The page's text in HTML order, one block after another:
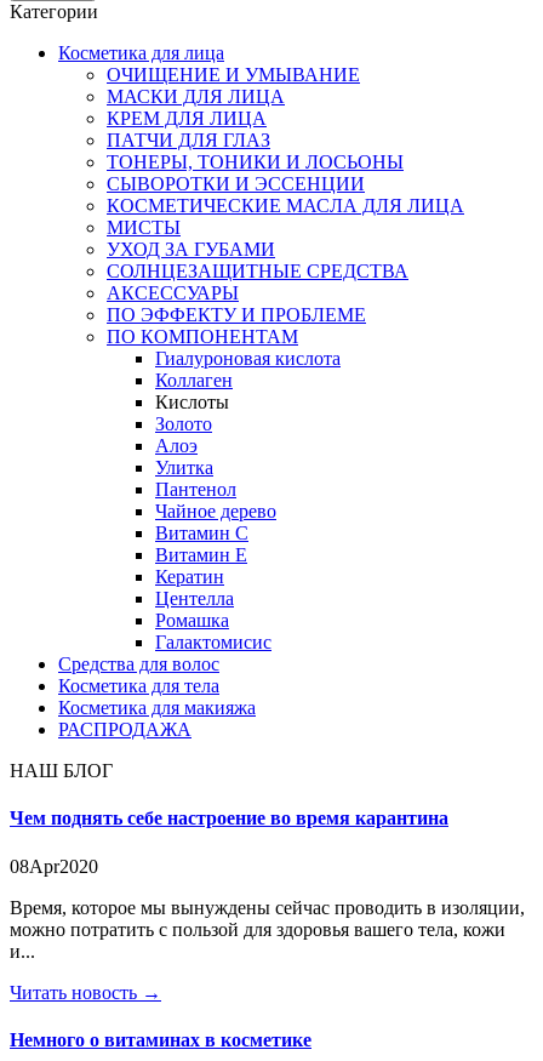
Категории
Косметика для лица
ОЧИЩЕНИЕ И УМЫВАНИЕ
МАСКИ ДЛЯ ЛИЦА
КРЕМ ДЛЯ ЛИЦА
ПАТЧИ ДЛЯ ГЛАЗ
ТОНЕРЫ, ТОНИКИ И ЛОСЬОНЫ
СЫВОРОТКИ И ЭССЕНЦИИ
КОСМЕТИЧЕСКИЕ МАСЛА ДЛЯ ЛИЦА
МИСТЫ
УХОД ЗА ГУБАМИ
СОЛНЦЕЗАЩИТНЫЕ СРЕДСТВА
АКСЕССУАРЫ
ПО ЭФФЕКТУ И ПРОБЛЕМЕ
ПО КОМПОНЕНТАМ
Гиалуроновая кислота
Коллаген
Кислоты
Золото
Алоэ
Улитка
Пантенол
Чайное дерево
Витамин C
Витамин Е
Кератин
Центелла
Ромашка
Галактомисис
Средства для волос
Косметика для тела
Косметика для макияжа
РАСПРОДАЖА
НАШ БЛОГ
Чем поднять себе настроение во время карантина
08Apr2020
​Время, которое мы вынуждены сейчас проводить в изоляции,
можно потратить с пользой для здоровья вашего тела, кожи
и...
Читать новость →
Немного о витаминах в косметике